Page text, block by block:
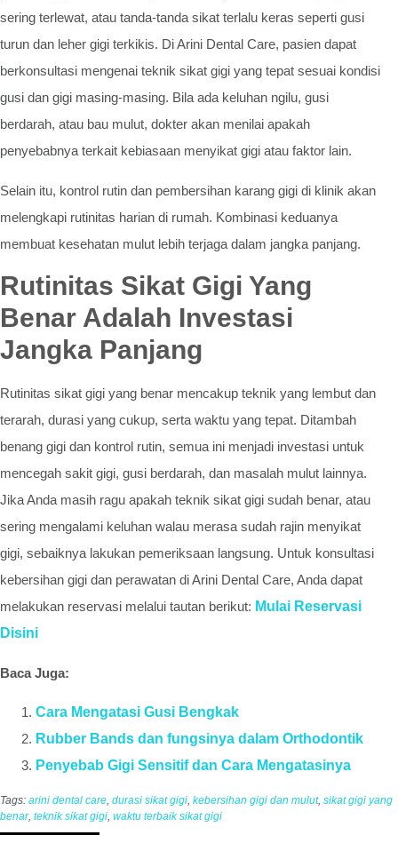
sering terlewat, atau tanda-tanda sikat terlalu keras seperti gusi
turun dan leher gigi terkikis. Di Arini Dental Care, pasien dapat
berkonsultasi mengenai teknik sikat gigi yang tepat sesuai kondisi
gusi dan gigi masing-masing. Bila ada keluhan ngilu, gusi
berdarah, atau bau mulut, dokter akan menilai apakah
penyebabnya terkait kebiasaan menyikat gigi atau faktor lain.
Selain itu, kontrol rutin dan pembersihan karang gigi di klinik akan
melengkapi rutinitas harian di rumah. Kombinasi keduanya
membuat kesehatan mulut lebih terjaga dalam jangka panjang.
Rutinitas Sikat Gigi Yang
Benar Adalah Investasi
Jangka Panjang
Rutinitas sikat gigi yang benar mencakup teknik yang lembut dan
terarah, durasi yang cukup, serta waktu yang tepat. Ditambah
benang gigi dan kontrol rutin, semua ini menjadi investasi untuk
mencegah sakit gigi, gusi berdarah, dan masalah mulut lainnya.
Jika Anda masih ragu apakah teknik sikat gigi sudah benar, atau
sering mengalami keluhan walau merasa sudah rajin menyikat
gigi, sebaiknya lakukan pemeriksaan langsung. Untuk konsultasi
kebersihan gigi dan perawatan di Arini Dental Care, Anda dapat
melakukan reservasi melalui tautan berikut: Mulai Reservasi
Disini
Baca Juga:
Cara Mengatasi Gusi Bengkak
Rubber Bands dan fungsinya dalam Orthodontik
Penyebab Gigi Sensitif dan Cara Mengatasinya
Tags: arini dental care, durasi sikat gigi, kebersihan gigi dan mulut, sikat gigi yang
benar, teknik sikat gigi, waktu terbaik sikat gigi